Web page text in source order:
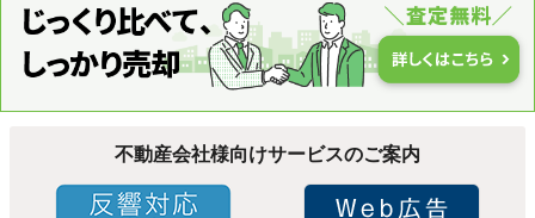
不動産会社様向けサービスのご案内